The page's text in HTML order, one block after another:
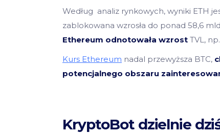
Według analiz rynkowych, wyniki ETH
zablokowana wzrosła do ponad 58,6
Ethereum odnotowała wzrost TVL, np.
Kurs Ethereum nadal przewyższa BTC,
potencjalnego obszaru
KryptoBot dzielnie